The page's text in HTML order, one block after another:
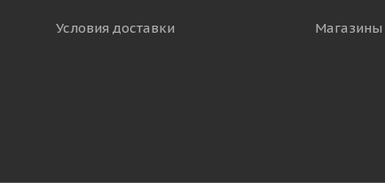
Условия доставки Магазины